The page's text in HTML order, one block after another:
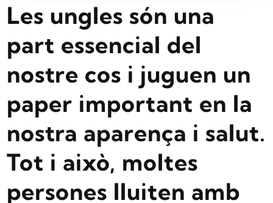
Les ungles són una
part essencial del
nostre cos i juguen un
paper important en la
nostra aparença i salut.
Tot i això, moltes
persones lluiten amb